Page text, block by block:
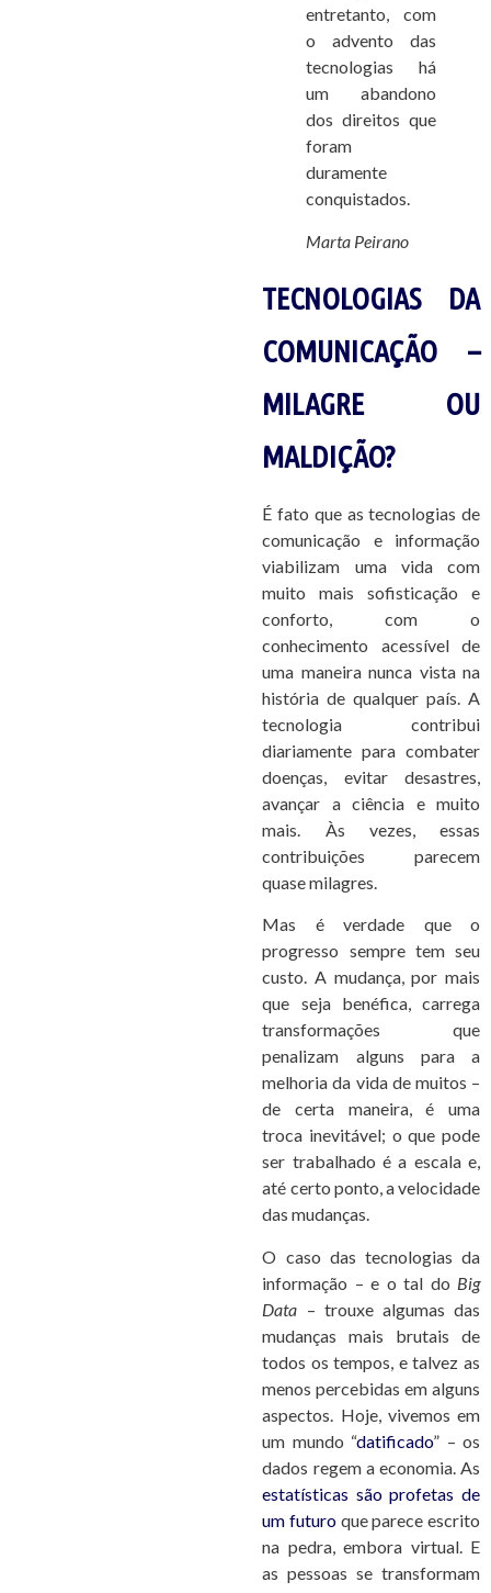
entretanto, com
o advento das
tecnologias há
um abandono
dos direitos que
foram
duramente
conquistados.
Marta Peirano
TECNOLOGIAS DA
COMUNICAÇÃO –
MILAGRE OU
MALDIÇÃO?
É fato que as tecnologias de
comunicação e informação
viabilizam uma vida com
muito mais sofisticação e
conforto, com o
conhecimento acessível de
uma maneira nunca vista na
história de qualquer país. A
tecnologia contribui
diariamente para combater
doenças, evitar desastres,
avançar a ciência e muito
mais. Às vezes, essas
contribuições parecem
quase milagres.
Mas é verdade que o
progresso sempre tem seu
custo. A mudança, por mais
que seja benéfica, carrega
transformações que
penalizam alguns para a
melhoria da vida de muitos –
de certa maneira, é uma
troca inevitável; o que pode
ser trabalhado é a escala e,
até certo ponto, a velocidade
das mudanças.
O caso das tecnologias da
informação – e o tal do Big
Data – trouxe algumas das
mudanças mais brutais de
todos os tempos, e talvez as
menos percebidas em alguns
aspectos. Hoje, vivemos em
um mundo “datificado” – os
dados regem a economia. As
estatísticas são profetas de
um futuro que parece escrito
na pedra, embora virtual. E
as pessoas se transformam